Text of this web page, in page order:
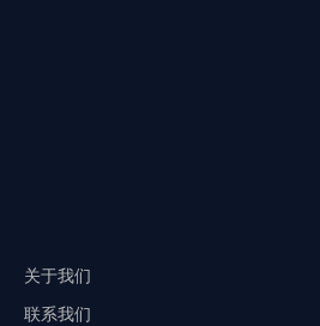
关于我们
联系我们